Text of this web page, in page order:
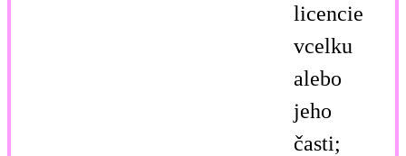
licencie
vcelku
alebo
jeho
časti;